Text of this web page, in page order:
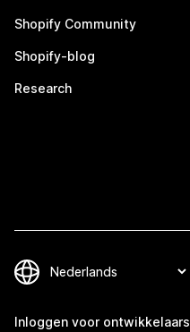
Shopify Community
Shopify-blog
Research
Inloggen voor ontwikkelaars